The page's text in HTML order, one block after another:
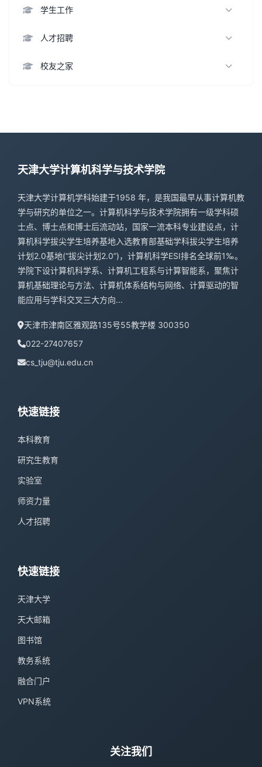
集体风采
联合培养
科研合作
学生工作
学生活动
学生风采
人才招聘
教师
校友之家
天津大学计算机科学与技术学院
天津大学计算机学科始建于1958 年，是我国最早从事计算机教
学与研究的单位之一。计算机科学与技术学院拥有一级学科硕
士点、博士点和博士后流动站，国家一流本科专业建设点，计
算机科学拔尖学生培养基地入选教育部基础学科拔尖学生培养
计划2.0基地(“拔尖计划2.0”)，计算机科学ESI排名全球前1‰。
学院下设计算机科学系、计算机工程系与计算智能系，聚焦计
算机基础理论与方法、计算机体系结构与网络、计算驱动的智
能应用与学科交叉三大方向...
天津市津南区雅观路135号55教学楼 300350
022-27407657
cs_tju@tju.edu.cn
快速链接
本科教育
研究生教育
实验室
师资力量
人才招聘
快速链接
天津大学
天大邮箱
图书馆
教务系统
融合门户
VPN系统
关注我们